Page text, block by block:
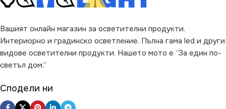
Вашият онлайн магазин за осветителни продукти.
Интериорно и градинско осветление. Пълна гама led и други
видове осветителни продукти. Нашето мото е “За един по-
светъл дом.”
Сподели ни